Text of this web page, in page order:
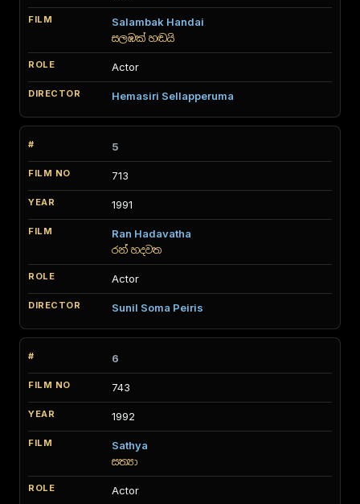
Salambak Handai
සලඹක් හඬයි
Actor
Hemasiri Sellapperuma
5
713
1991
Ran Hadavatha
රන් හදවත
Actor
Sunil Soma Peiris
6
743
1992
Sathya
සත්‍යා
Actor